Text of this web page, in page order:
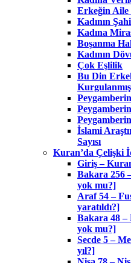
Erkeğin Aile
Kadının
Kadına
Boşanma
Kadının
Çok Eşlilik
Bu Din
İslami
Sayısı
Kuran’da Çelişki
Giriş –
Bakara 256
yok mu?]
Araf 54 –
yaratıldı?]
Bakara 48 –
yok mu?]
Secde 5 –
yıl?]